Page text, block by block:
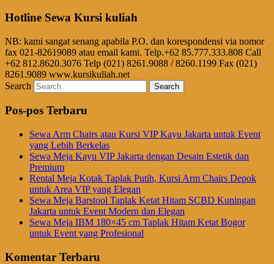
Hotline Sewa Kursi kuliah
NB: kami sangat senang apabila P.O. dan korespondensi via nomor
fax 021-82619089 atau email kami. Telp.+62 85.777.333.808 Call
+62 812.8620.3076 Telp (021) 8261.9088 / 8260.1199 Fax (021)
8261.9089 www.kursikuliah.net
Search
Pos-pos Terbaru
Sewa Arm Chairs atau Kursi VIP Kayu Jakarta untuk Event
yang Lebih Berkelas
Sewa Meja Kayu VIP Jakarta dengan Desain Estetik dan
Premium
Rental Meja Kotak Taplak Putih, Kursi Arm Chairs Depok
untuk Area VIP yang Elegan
Sewa Meja Barstool Taplak Ketat Hitam SCBD Kuningan
Jakarta untuk Event Modern dan Elegan
Sewa Meja IBM 180×45 cm Taplak Hitam Ketat Bogor
untuk Event yang Profesional
Komentar Terbaru